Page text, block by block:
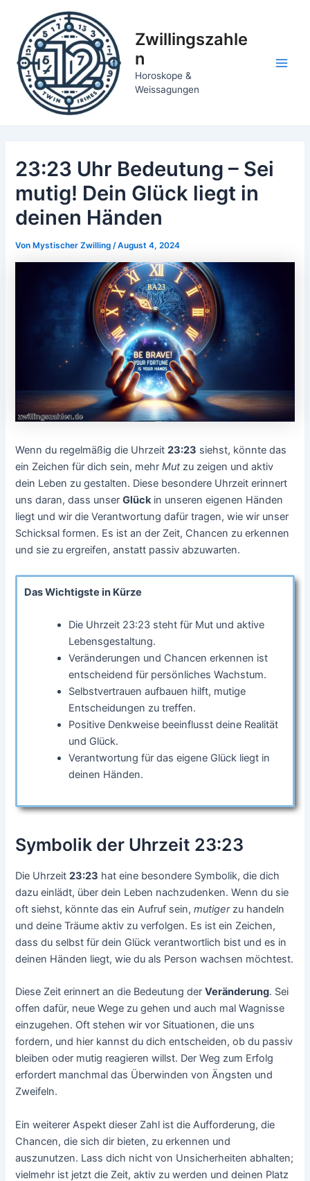
springen
Zwillingszahle
n
Horoskope &
Weissagungen
23:23 Uhr Bedeutung – Sei
mutig! Dein Glück liegt in
deinen Händen
Von Mystischer Zwilling/August 4, 2024
Wenn du regelmäßig die Uhrzeit23:23 siehst, könnte das
ein Zeichen für dich sein, mehrMutzu zeigen und aktiv
dein Leben zu gestalten. Diese besondere Uhrzeit erinnert
uns daran, dass unserGlückin unseren eigenen Händen
liegt und wir die Verantwortung dafür tragen, wie wir unser
Schicksal formen. Es ist an der Zeit, Chancen zu erkennen
und sie zu ergreifen, anstatt passiv abzuwarten.
Das Wichtigste in Kürze
Die Uhrzeit 23:23 steht für Mut und aktive
Lebensgestaltung.
Veränderungen und Chancen erkennen ist
entscheidend für persönliches Wachstum.
Selbstvertrauen aufbauen hilft, mutige
Entscheidungen zu treffen.
Positive Denkweise beeinflusst deine Realität
und Glück.
Verantwortung für das eigene Glück liegt in
deinen Händen.
Symbolik der Uhrzeit 23:23
Die Uhrzeit23:23 hat eine besondere Symbolik, die dich
dazu einlädt, über dein Leben nachzudenken. Wenn du sie
oft siehst, könnte das ein Aufruf sein,mutigerzu handeln
und deine Träume aktiv zu verfolgen. Es ist ein Zeichen,
dass du selbst für dein Glück verantwortlich bist und es in
deinen Händen liegt, wie du als Person wachsen möchtest.
Diese Zeit erinnert an die Bedeutung derVeränderung. Sei
offen dafür, neue Wege zu gehen und auch mal Wagnisse
einzugehen. Oft stehen wir vor Situationen, die uns
fordern, und hier kannst du dich entscheiden, ob du passiv
bleiben oder mutig reagieren willst. Der Weg zum Erfolg
erfordert manchmal das Überwinden von Ängsten und
Zweifeln.
Ein weiterer Aspekt dieser Zahl ist die Aufforderung, die
Chancen, die sich dir bieten, zu erkennen und
auszunutzen. Lass dich nicht von Unsicherheiten abhalten;
vielmehr ist jetzt die Zeit, aktiv zu werden und deinen Platz